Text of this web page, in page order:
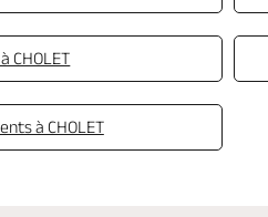
CHOLET
à CHOLET